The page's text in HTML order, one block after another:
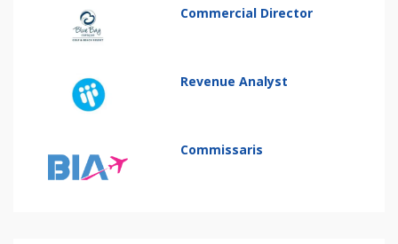
Commercial Director
Revenue Analyst
Commissaris